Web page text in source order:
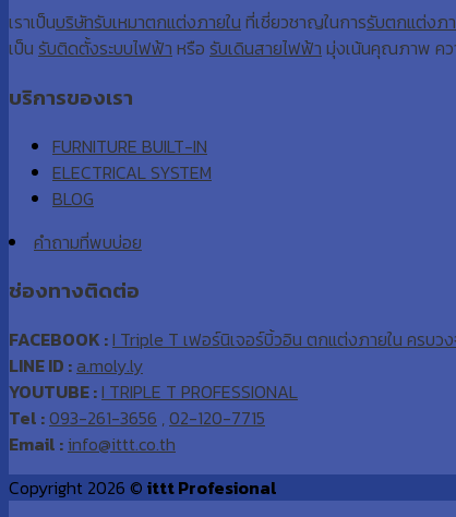
เราเป็นบริษัทรับเหมาตกแต่งภายใน ที่เชี่ยวชาญในการรับตกแต่งภ
เป็น รับติดตั้งระบบไฟฟ้า หรือ รับเดินสายไฟฟ้า มุ่งเน้นคุณภาพ คว
บริการของเรา
FURNITURE BUILT-IN
ELECTRICAL SYSTEM
BLOG
คำถามที่พบบ่อย
ช่องทางติดต่อ
FACEBOOK :I Triple T เฟอร์นิเจอร์บิ้วอิน ตกแต่งภายใน ครบว
LINE ID :a.moly.ly
YOUTUBE :I TRIPLE T PROFESSIONAL
Tel :093-261-3656 ,02-120-7715
Email :info@ittt.co.th
Copyright 2026 © ittt Profesional